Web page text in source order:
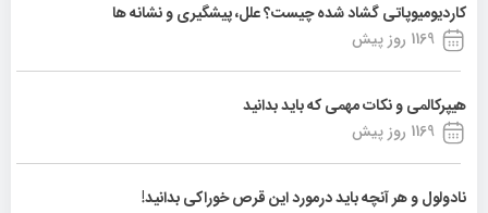
کاردیومیوپاتی گشاد شده چیست؟ علل، پیشگیری و نشانه ها
1169 روز پیش
هیپرکالمی و نکات مهمی که باید بدانید
1169 روز پیش
نادولول و هر آنچه باید درمورد این قرص خوراکی بدانید!